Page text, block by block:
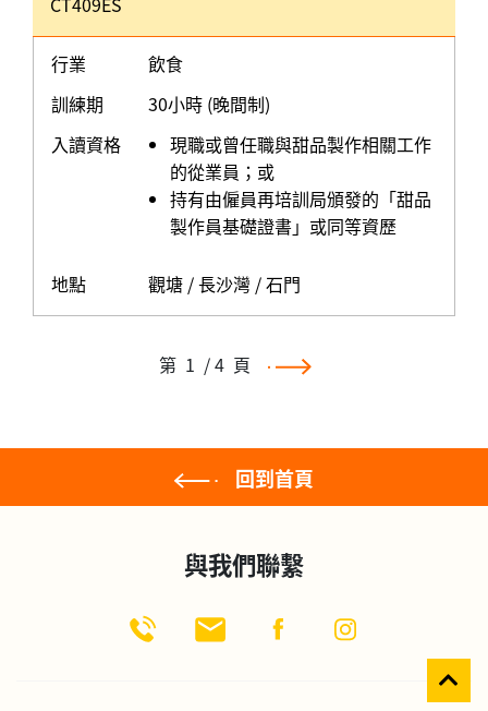
行業
飲食
訓練期
30小時 (晚間制)
入讀資格
現職或曾任職與甜品製作相關工作
的從業員；或
持有由僱員再培訓局頒發的「甜品
製作員基礎證書」或同等資歷
地點 觀塘 / 長沙灣 / 石門
第 1 / 4 頁
回到首頁
與我們聯繫